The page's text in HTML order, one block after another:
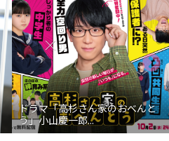
ドラマ「高杉さん家のおべんと
う」小山慶一郎...